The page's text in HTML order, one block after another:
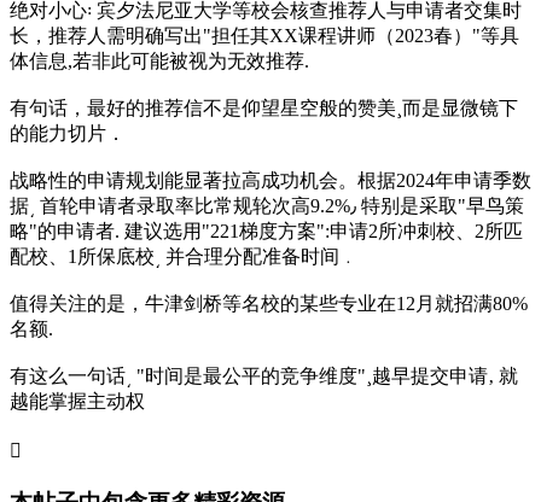
绝对小心꞉ 宾夕法尼亚大学等校会核查推荐人与申请者交集时
长，推荐人需明确写出"担任其XX课程讲师（2023春）"等具
体信息,若非此可能被视为无效推荐.
有句话，最好的推荐信不是仰望星空般的赞美¸而是显微镜下
的能力切片．
战略性的申请规划能显著拉高成功机会。根据2024年申请季数
据͵ 首轮申请者录取率比常规轮次高9.2%٫ 特别是采取"早鸟策
略"的申请者. 建议选用"221梯度方案":申请2所冲刺校、2所匹
配校、1所保底校͵ 并合理分配准备时间﹒
值得关注的是，牛津剑桥等名校的某些专业在12月就招满80%
名额.
有这么一句话͵ "时间是最公平的竞争维度"¸越早提交申请‚ 就
越能掌握主动权
